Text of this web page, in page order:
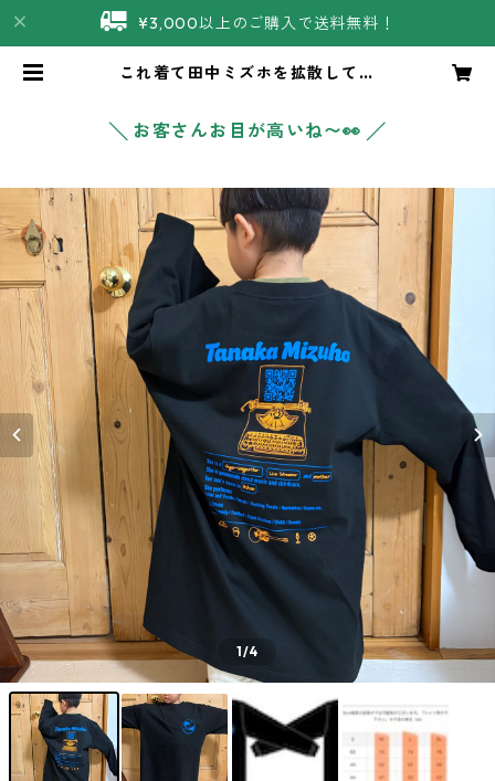
¥3,000以上のご購入で送料無料！
これ着て田中ミズホを拡散してく
╲ お客さんお目が高いね〜👀 ╱
1/4